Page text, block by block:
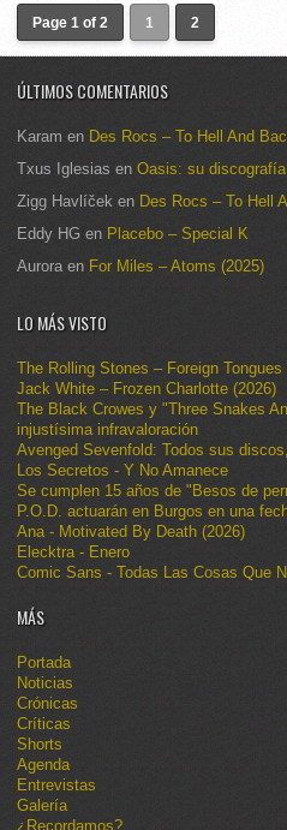
Page 1 of 2 1 2
ÚLTIMOS COMENTARIOS
Karam en Des Rocs – To Hell And
Txus Iglesias en Oasis: su
Zigg Havlíček en Des Rocs – To Hell
Eddy HG en Placebo – Special K
Auroraen For Miles – Atoms (2025)
LO MÁS VISTO
The Rolling Stones – Foreign Tongues
Jack White – Frozen Charlotte (2026)
The Black Crowes y "Three Snakes
injustísima infravaloración
Avenged Sevenfold: Todos sus
Los Secretos - Y No Amanece
Se cumplen 15 años de "Besos de
P.O.D. actuarán en Burgos en una
Ana - Motivated By Death (2026)
Elecktra - Enero
Comic Sans - Todas Las Cosas Que
MÁS
Portada
Noticias
Crónicas
Críticas
Shorts
Agenda
Entrevistas
Galería
¿Recordamos?